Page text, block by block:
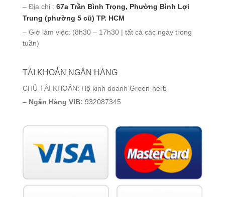
– Địa chỉ : 67a Trần Bình Trọng, Phường Bình Lợi
Trung (phường 5 cũ) TP. HCM
– Giờ làm việc: (8h30 – 17h30 | tất cả các ngày trong
tuần)
TÀI KHOẢN NGÂN HÀNG
CHỦ TÀI KHOẢN: Hộ kinh doanh Green-herb
– Ngân Hàng VIB: 932087345